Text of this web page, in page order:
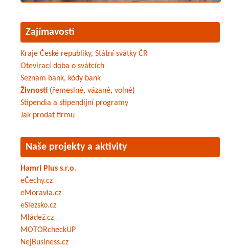
Zajímavosti
Kraje České republiky, Státní svátky ČR
Otevírací doba o svátcích
Seznam bank, kódy bank
Živnosti (řemeslné, vázané, volné)
Stipendia a stipendijní programy
Jak prodat firmu
Naše projekty a aktivity
Hamri Plus s.r.o.
eČechy.cz
eMoravia.cz
eSlezsko.cz
Mládež.cz
MOTORcheckUP
NejBusiness.cz